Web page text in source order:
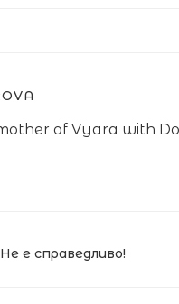
of Vyara with
е справедливо!